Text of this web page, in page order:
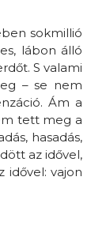
sokmillió
lábon álló
S valami
– se nem
Ám a
tett meg a
hasadás,
az idővel,
idővel: vajon